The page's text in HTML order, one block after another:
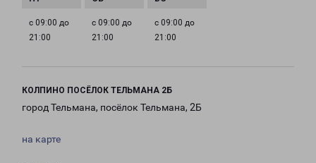
с 09:00 до
21:00
с 09:00 до
21:00
с 09:00 до
21:00
КОЛПИНО ПОСЁЛОК ТЕЛЬМАНА 2Б
город Тельмана, посёлок Тельмана, 2Б
на карте